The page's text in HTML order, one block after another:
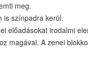
meg.
is színpadra kerül.
előadásokat irodalmi
magával. A zenei